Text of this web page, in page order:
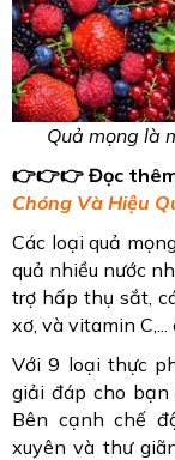
Quả mọng là
👉👉👉 Đọc
Chóng Và Hiệu
Các loại quả
quả nhiều nước
trợ hấp thụ sắt,
xơ, và vitamin
Với 9 loại thực
giải đáp cho bạn
Bên cạnh chế
xuyên và thư